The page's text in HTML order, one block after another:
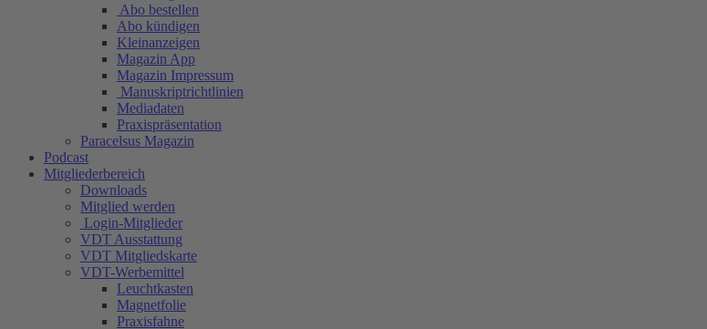
Abo bestellen
Abo kündigen
Kleinanzeigen
Magazin App
Magazin Impressum
Manuskriptrichtlinien
Mediadaten
Praxispräsentation
Paracelsus Magazin
Podcast
Mitgliederbereich
Downloads
Mitglied werden
Login-Mitglieder
VDT Ausstattung
VDT Mitgliedskarte
VDT-Werbemittel
Leuchtkasten
Magnetfolie
Praxisfahne